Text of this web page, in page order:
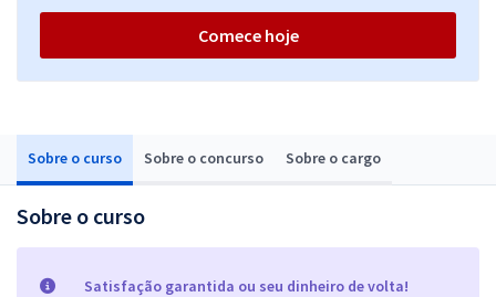
Sobre o curso Sobre o concurso Sobre o cargo
Sobre o curso
Satisfação garantida ou seu dinheiro de volta!
Comece hoje